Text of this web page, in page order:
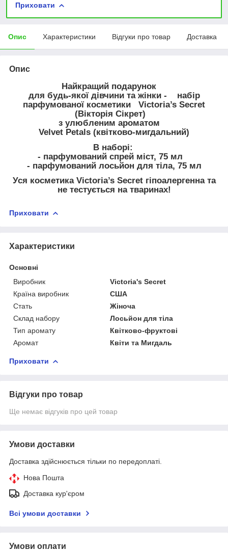
Приховати
Опис Характеристики Відгуки про товар Доставка
Опис
Найкращий подарунок
для будь-якої дівчини та жінки - набір
парфумованої косметики Victoria’s Secret
(Вікторія Сікрет)
з улюбленим ароматом
Velvet Petals (квітково-мигдальний)
В наборі:
- парфумований спрей міст, 75 мл
- парфумований лосьйон для тіла, 75 мл
Уся косметика Victoria’s Secret гіпоалергенна та
не тестується на тваринах!
Приховати
Характеристики
Основні
Виробник
Victoria's Secret
Країна виробник
США
Стать
Жіноча
Склад набору
Лосьйон для тіла
Тип аромату
Квітково-фруктові
Аромат
Квіти та Мигдаль
Приховати
Відгуки про товар
Ще немає відгуків про цей товар
Умови доставки
Доставка здійснюється тільки по передоплаті.
Нова Пошта
Доставка кур'єром
Всі умови доставки
Умови оплати